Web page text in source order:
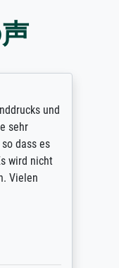
und
sehr
dass es
wird nicht
Vielen